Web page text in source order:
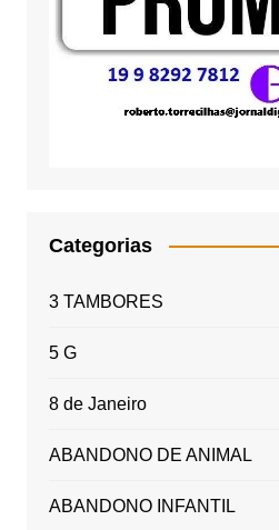
Categorias
3 TAMBORES
5 G
8 de Janeiro
ABANDONO DE ANIMAL
ABANDONO INFANTIL